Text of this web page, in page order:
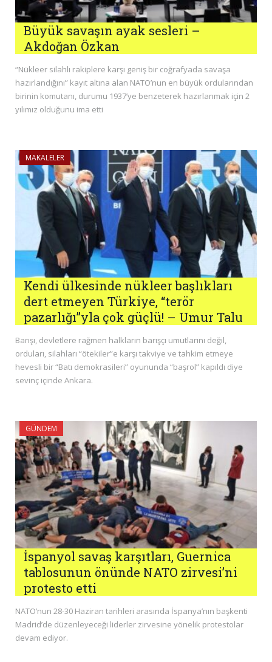
Büyük savaşın ayak sesleri –
Akdoğan Özkan
“Nükleer silahlı rakiplere karşı geniş bir coğrafyada savaşa
hazırlandığını” kayıt altına alan NATO’nun en büyük ordularından
birinin komutanı, durumu 1937’ye benzeterek hazırlanmak için 2
yılımız olduğunu ima etti
MAKALELER
Kendi ülkesinde nükleer başlıkları
dert etmeyen Türkiye, “terör
pazarlığı”yla çok güçlü! – Umur Talu
Barışı, devletlere rağmen halkların barışçı umutlarını değil,
orduları, silahları “ötekiler”e karşı takviye ve tahkim etmeye
hevesli bir “Batı demokrasileri” oyununda “başrol” kapıldı diye
sevinç içinde Ankara.
GÜNDEM
İspanyol savaş karşıtları, Guernica
tablosunun önünde NATO zirvesi’ni
protesto etti
NATO’nun 28-30 Haziran tarihleri arasında İspanya’nın başkenti
Madrid’de düzenleyeceği liderler zirvesine yönelik protestolar
devam ediyor.